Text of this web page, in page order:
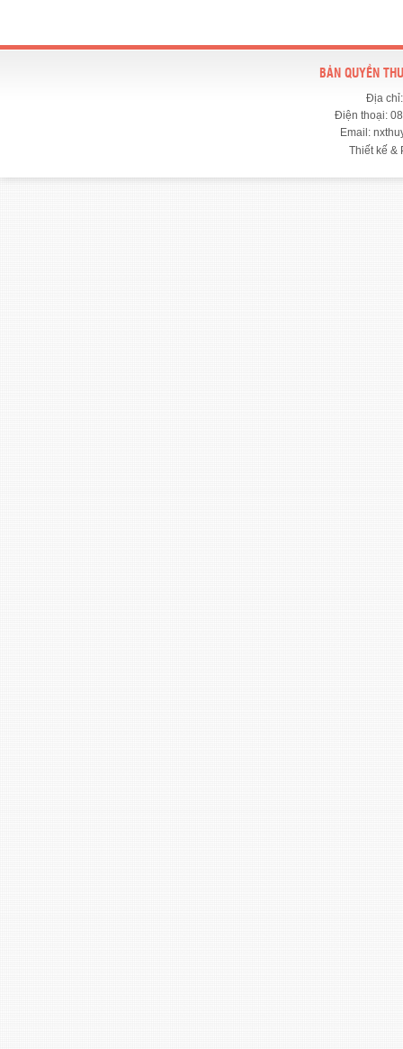
BẢN QUYỀN
Địa
Điện thoại:
Email:
Thiết kế &